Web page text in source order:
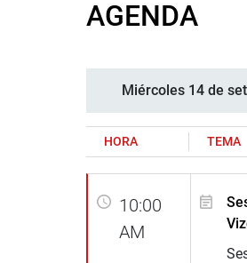
AGENDA
Miércoles 14 de
HORA TEMA
10:00
AM